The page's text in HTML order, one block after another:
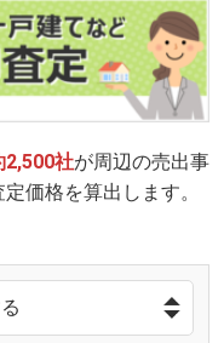
2,500社が周辺の売出事
価格を算出します。